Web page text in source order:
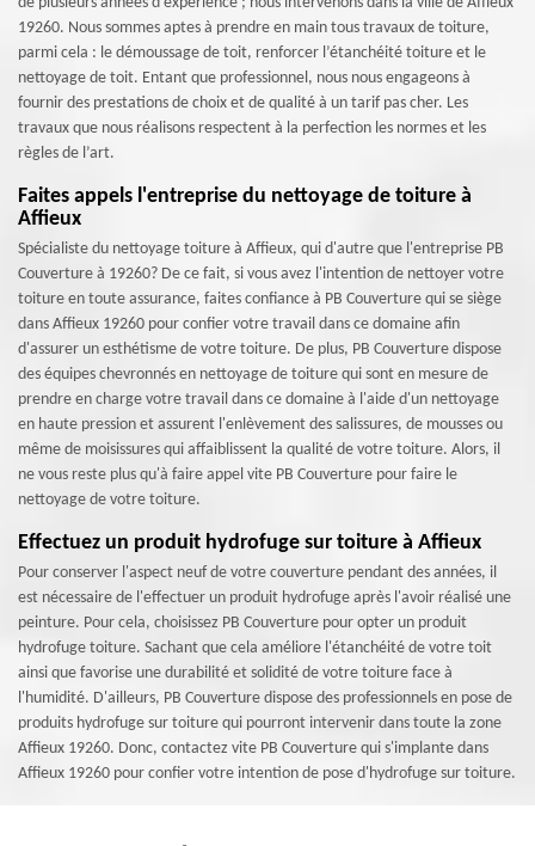
19260. Nous sommes aptes à prendre en main tous travaux de toiture,
parmi cela : le démoussage de toit, renforcer l’étanchéité toiture et le
nettoyage de toit. Entant que professionnel, nous nous engageons à
fournir des prestations de choix et de qualité à un tarif pas cher. Les
travaux que nous réalisons respectent à la perfection les normes et les
règles de l’art.
Faites appels l'entreprise du nettoyage de toiture à
Affieux
Spécialiste du nettoyage toiture à Affieux, qui d'autre que l'entreprise PB
Couverture à 19260? De ce fait, si vous avez l'intention de nettoyer votre
toiture en toute assurance, faites confiance à PB Couverture qui se siège
dans Affieux 19260 pour confier votre travail dans ce domaine afin
d'assurer un esthétisme de votre toiture. De plus, PB Couverture dispose
des équipes chevronnés en nettoyage de toiture qui sont en mesure de
prendre en charge votre travail dans ce domaine à l'aide d'un nettoyage
en haute pression et assurent l'enlèvement des salissures, de mousses ou
même de moisissures qui affaiblissent la qualité de votre toiture. Alors, il
ne vous reste plus qu'à faire appel vite PB Couverture pour faire le
nettoyage de votre toiture.
Effectuez un produit hydrofuge sur toiture à Affieux
Pour conserver l'aspect neuf de votre couverture pendant des années, il
est nécessaire de l'effectuer un produit hydrofuge après l'avoir réalisé une
peinture. Pour cela, choisissez PB Couverture pour opter un produit
hydrofuge toiture. Sachant que cela améliore l'étanchéité de votre toit
ainsi que favorise une durabilité et solidité de votre toiture face à
l'humidité. D'ailleurs, PB Couverture dispose des professionnels en pose de
produits hydrofuge sur toiture qui pourront intervenir dans toute la zone
Affieux 19260. Donc, contactez vite PB Couverture qui s'implante dans
Affieux 19260 pour confier votre intention de pose d'hydrofuge sur toiture.